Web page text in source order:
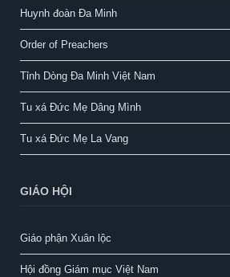
Huynh đoàn Đa Minh
Order of Preachers
Tỉnh Dòng Đa Minh Việt Nam
Tu xá Đức Mẹ Dâng Mình
Tu xá Đức Mẹ La Vang
GIÁO HỘI
Giáo phận Xuân lộc
Hội đồng Giám mục Việt Nam